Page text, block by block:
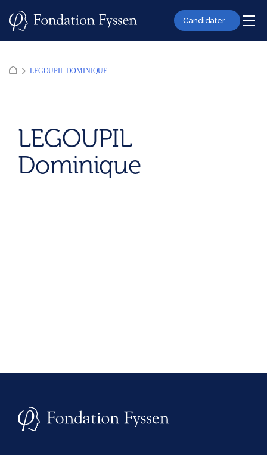
Candidater
LEGOUPIL DOMINIQUE
LEGOUPIL
Dominique